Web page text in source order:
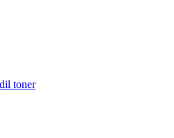
toner